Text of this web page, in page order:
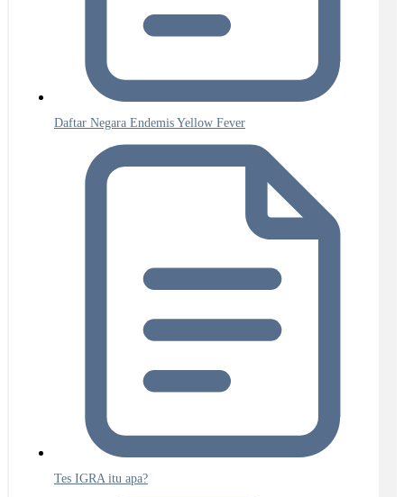
Daftar Negara Endemis Yellow Fever
Tes IGRA itu apa?